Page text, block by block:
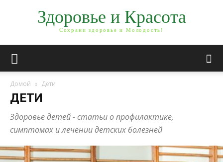
Здоровье и Красота
Сохрани здоровье и Молодость!
Домой Дети
ДЕТИ
Здоровье детей - статьи о профилактике,
симптомах и лечении детских болезней